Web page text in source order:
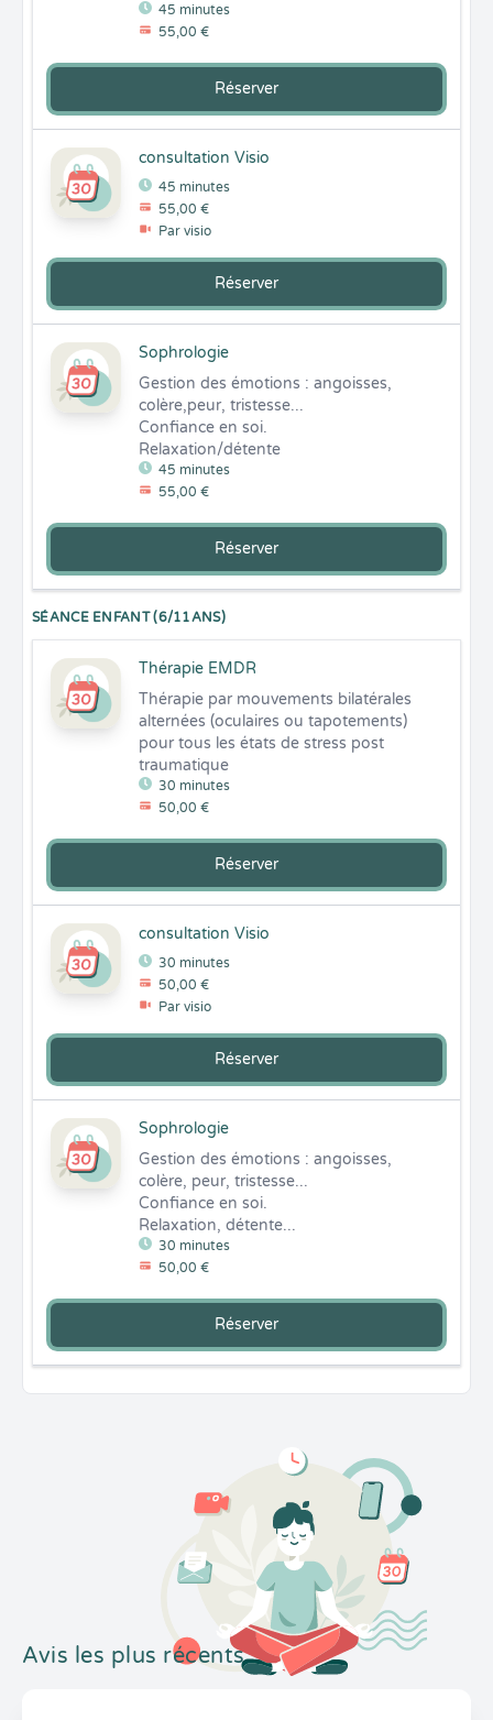
45 minutes
55,00 €
Réserver
consultation Visio
45 minutes
55,00 €
Par visio
Réserver
Sophrologie
45 minutes
55,00 €
Gestion des émotions : angoisses,
colère,peur, tristesse...
Confiance en soi.
Relaxation/détente
Réserver
SÉANCE ENFANT (6/11ANS)
Thérapie EMDR
30 minutes
50,00 €
Thérapie par mouvements bilatérales
alternées (oculaires ou tapotements)
pour tous les états de stress post
traumatique
Réserver
consultation Visio
30 minutes
50,00 €
Par visio
Réserver
Sophrologie
30 minutes
50,00 €
Gestion des émotions : angoisses,
colère, peur, tristesse...
Confiance en soi.
Relaxation, détente...
Réserver
Avis les plus récents